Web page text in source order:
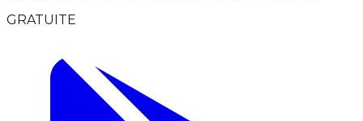
GRATUITE